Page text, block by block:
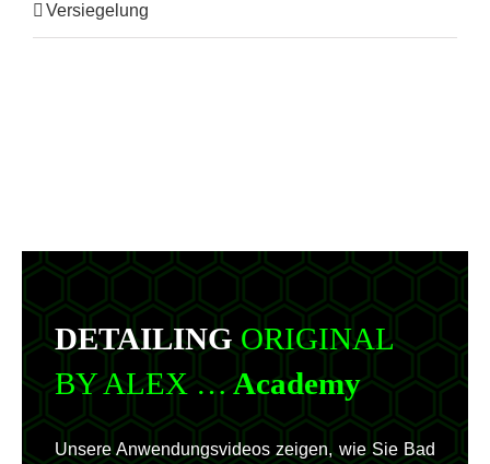
Versiegelung
DETAILING ORIGINAL
BY ALEX …Academy
Unsere Anwendungsvideos zeigen, wie Sie Bad